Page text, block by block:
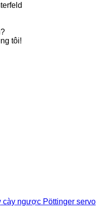
tôi!
cày ngược Pöttinger servo